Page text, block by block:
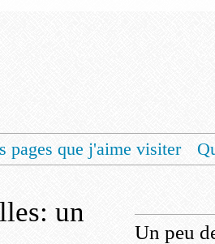
pages que j'aime visiter
un
Un peu